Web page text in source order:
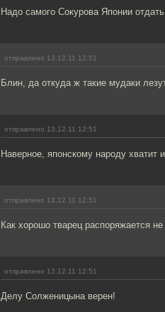
Надо самого Сокурова Японии
отправлено 13.12.11 12:51
Блин, да откуда ж такие мудаки
отправлено 13.12.11 12:51
Наверное, японскому народу хватит
отправлено 13.12.11 12:51
Как хорошо тварец распоряжается
отправлено 13.12.11 12:51
Делу Солженицына верен!